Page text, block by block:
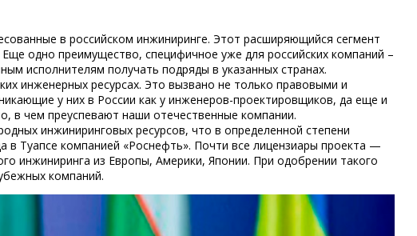
в российском инжиниринге. Этот расширяющийся сегмент
одно преимущество, специфичное уже для российских компаний –
исполнителям получать подряды в указанных странах.
инженерных ресурсах. Это вызвано не только правовыми и
у них в России как у инженеров-проектировщиков, да еще и
в чем преуспевают наши отечественные компании.
инжиниринговых ресурсов, что в определенной степени
Туапсе компанией «Роснефть». Почти все лицензиары проекта —
инжиниринга из Европы, Америки, Японии. При одобрении такого
компаний.